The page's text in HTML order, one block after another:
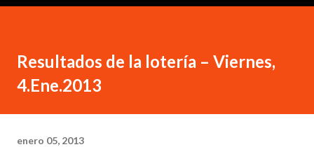
Resultados de la lotería – Viernes,
4.Ene.2013
enero 05, 2013